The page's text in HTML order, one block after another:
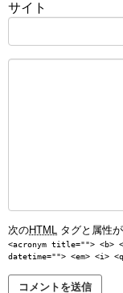
サイト
次のHTML タグと属性
<acronym title=""> <b>
datetime=""> <em> <i>